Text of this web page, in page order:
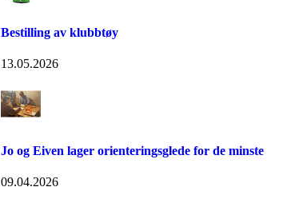
Bestilling av klubbtøy
13.05.2026
Jo og Eiven lager orienteringsglede for de minste
09.04.2026